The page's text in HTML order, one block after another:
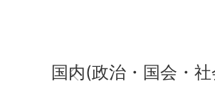
国内(政治・国会・